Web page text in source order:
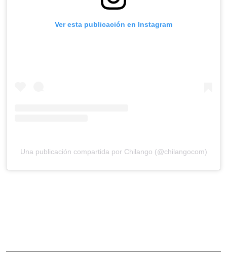
Ver esta publicación en Instagram
Una publicación compartida por Chilango (@chilangocom)